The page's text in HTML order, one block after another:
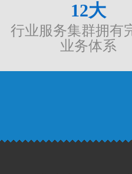
12大
行业服务集群拥有
业务体系